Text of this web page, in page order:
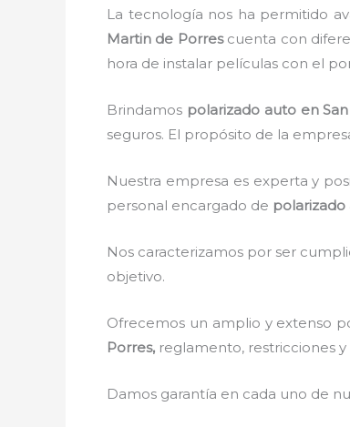
La tecnología nos ha permitido
Martin de Porrescuenta con
hora de instalar películas con el
Brindamos polarizado auto en
seguros. El propósito de la
Nuestra empresa es experta y
personal encargado de polarizado
Nos caracterizamos por ser
objetivo.
Ofrecemos un amplio y extenso
Porres, reglamento, restricciones
Damos garantía en cada uno de